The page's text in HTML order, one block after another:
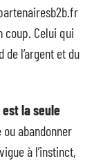
coup. Celui qui
l’argent et du
la seule
abandonner
à l’instinct,